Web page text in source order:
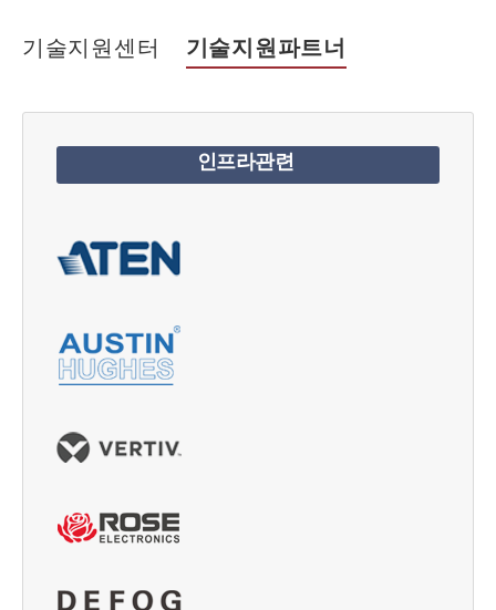
기술지원센터 기술지원파트너
인프라관련